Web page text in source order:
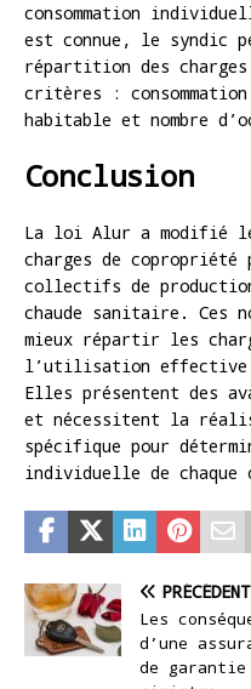
consommation
est connue, le syndic
répartition des
critères :
habitable et nombre
Conclusion
La loi Alur a modifié
charges de copropriété
collectifs de
chaude sanitaire. Ces
mieux répartir les
l’utilisation effective
Elles présentent des
et nécessitent la
spécifique pour
individuelle de chaque
PRÉCÉDENT
Les
d’une
de